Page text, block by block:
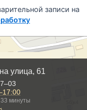
записи на